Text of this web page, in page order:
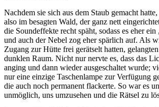
Nachdem sie sich aus dem Staub gemacht
also im besagten Wald, der ganz nett
die Soundeffekte recht späht, sodass es eher
und auch der Nebel zog eher spärlich auf. Als
Zugang zur Hütte frei gerätselt hatten,
dunklen Raum. Nicht nur nervte es, dass das
anging und dann wieder ausgeschaltet wurde;
nur eine einzige Taschenlampe zur Verfügung
die auch noch permanent flackerte. So war es
unmöglich, uns umzusehen und die Rätsel zu